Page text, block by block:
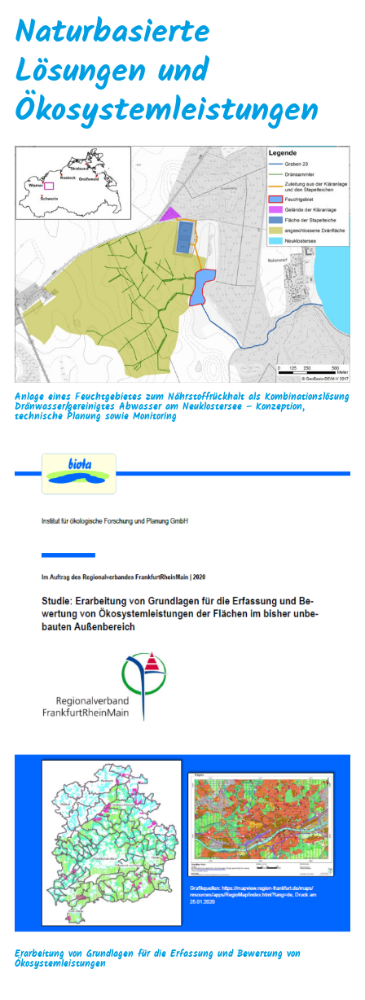
Naturbasierte
Lösungen und
Ökosystemleistungen
Anlage eines Feuchtgebietes zum Nährstoffrückhalt als Kombinationslösung
Dränwasser/gereinigtes Abwasser am Neuklostersee – Konzeption,
technische Planung sowie Monitoring
Erarbeitung von Grundlagen für die Erfassung und Bewertung von
Ökosystemleistungen